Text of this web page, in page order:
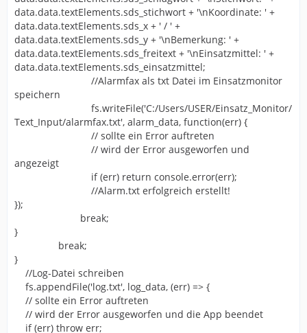
data.data.textElements.sds_stichwort + '\nKoordinate: ' +
data.data.textElements.sds_x + ' / ' +
data.data.textElements.sds_y + '\nBemerkung: ' +
data.data.textElements.sds_freitext + '\nEinsatzmittel: ' +
data.data.textElements.sds_einsatzmittel;
//Alarmfax als txt Datei im Einsatzmonitor
speichern
fs.writeFile('C:/Users/USER/Einsatz_Monitor/
Text_Input/alarmfax.txt', alarm_data, function(err) {
// sollte ein Error auftreten
// wird der Error ausgeworfen und
angezeigt
if (err) return console.error(err);
//Alarm.txt erfolgreich erstellt!
});
break;
}
break;
}
//Log-Datei schreiben
fs.appendFile('log.txt', log_data, (err) => {
// sollte ein Error auftreten
// wird der Error ausgeworfen und die App beendet
if (err) throw err;